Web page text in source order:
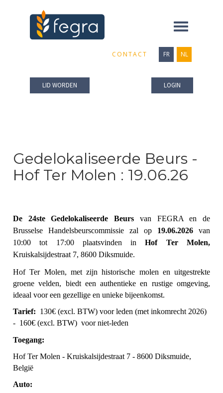
Toggle
CONTACT FR NL
LID WORDEN LOGIN
Gedelokaliseerde Beurs -
Hof Ter Molen : 19.06.26
De 24ste Gedelokaliseerde Beurs van FEGRA en de
Brusselse Handelsbeurscommissie zal op 19.06.2026 van
10:00 tot 17:00 plaatsvinden inHof Ter Molen,
Kruiskalsijdestraat 7, 8600 Diksmuide.
Hof Ter Molen, met zijn historische molen en uitgestrekte
groene velden, biedt een authentieke en rustige omgeving,
ideaal voor een gezellige en unieke bijeenkomst.
Tarief: 130€ (excl. BTW) voor leden (met inkomrecht 2026)
- 160€ (excl. BTW) voor niet-leden
Toegang:
Hof Ter Molen - Kruiskalsijdestraat 7 - 8600 Diksmuide,
België
Auto: